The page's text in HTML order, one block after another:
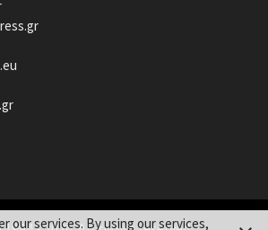
our services. By using our services,